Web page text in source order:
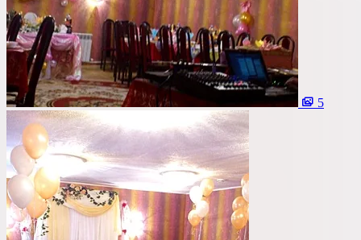
Со своим алкоголем
С живой музыкой
С панорамным видом
С детской комнатой
С шоу программой
Своя парковка
Показать28площадок Сбросить все фильтры
5